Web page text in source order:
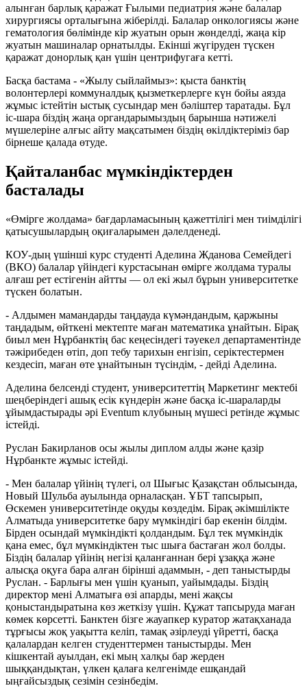
алынған барлық қаражат Ғылыми педиатрия және балалар
хирургиясы орталығына жіберілді. Балалар онкологиясы және
гематология бөлімінде кір жуатын орын жөнделді, жаңа кір
жуатын машиналар орнатылды. Екінші жүгіруден түскен
қаражат донорлық қан үшін центрифугаға кетті.
Басқа бастама - «Жылу сыйлаймыз»: қыста банктің
волонтерлері коммуналдық қызметкерлерге күн бойы аязда
жұмыс істейтін ыстық сусындар мен бәліштер таратады. Бұл
іс-шара біздің жаңа органдарымыздың барынша нәтижелі
мүшелеріне алғыс айту мақсатымен біздің өкілдіктеріміз бар
бірнеше қалада өтуде.
Қайталанбас мүмкіндіктерден
басталады
«Өмірге жолдама» бағдарламасының қажеттілігі мен тиімділігі
қатысушылардың оқиғаларымен дәлелденеді.
КОУ-дың үшінші курс студенті Аделина Жданова Семейдегі
(ВКО) балалар үйіндегі курстасынан өмірге жолдама туралы
алғаш рет естігенін айтты — ол екі жыл бұрын университетке
түскен болатын.
- Алдымен мамандарды таңдауда күмәндандым, қаржыны
таңдадым, өйткені мектепте маған математика ұнайтын. Бірақ
биыл мен Нұрбанктің бас кеңесіндегі тәуекел департаментінде
тәжірибеден өтіп, доп тебу тарихын енгізіп, серіктестермен
кездесіп, маған өте ұнайтынын түсіндім, - дейді Аделина.
Аделина белсенді студент, университеттің Маркетинг мектебі
шеңберіндегі ашық есік күндерін және басқа іс-шараларды
ұйымдастырады әрі Eventum клубының мүшесі ретінде жұмыс
істейді.
Руслан Бакирланов осы жылы диплом алды және қазір
Нұрбанкте жұмыс істейді.
- Мен балалар үйінің түлегі, ол Шығыс Қазақстан облысында,
Новый Шульба ауылында орналасқан. ҰБТ тапсырып,
Өскемен университетінде оқуды көздедім. Бірақ әкімшілікте
Алматыда университетке бару мүмкіндігі бар екенін білдім.
Бірден осындай мүмкіндікті қолдандым. Бұл тек мүмкіндік
қана емес, бұл мүмкіндіктен тыс шыға бастаған жол болды.
Біздің балалар үйінің негізі қаланғаннан бері ұзаққа және
алысқа оқуға бара алған бірінші адаммын, - деп таныстырды
Руслан. - Барлығы мен үшін қуанып, уайымдады. Біздің
директор мені Алматыға өзі апарды, мені жақсы
қоныстандыратына көз жеткізу үшін. Құжат тапсыруда маған
көмек көрсетті. Банктен бізге жауапкер куратор жатақханада
тұрғысы жоқ уақытта келіп, тамақ әзірлеуді үйретті, басқа
қалалардан келген студенттермен таныстырды. Мен
кішкентай ауылдан, екі мың халқы бар жерден
шыққандықтан, үлкен қалаға келгенімде ешқандай
ыңғайсыздық сезімін сезінбедім.